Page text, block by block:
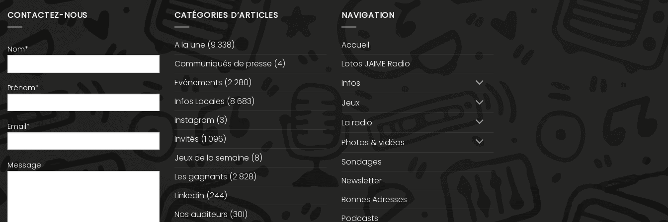
CONTACTEZ-NOUS
Nom*
Prénom*
Email*
Message
CATÉGORIES D’ARTICLES
A la une (9 338)
Communiqués de presse (4)
Evénements (2 280)
Infos Locales (8 683)
instagram (3)
Invités (1 096)
Jeux de la semaine (8)
Les gagnants (2 828)
Linkedin (244)
Nos auditeurs (301)
NAVIGATION
Accueil
Lotos JAIME Radio
Infos
Jeux
La radio
Photos & vidéos
Sondages
Newsletter
Bonnes Adresses
Podcasts